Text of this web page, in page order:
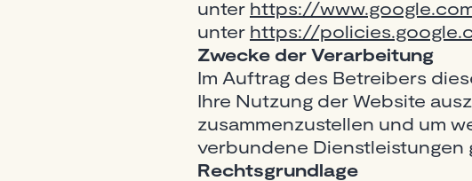
unter https://
unter https://
Zwecke der Verarbeitung
Im Auftrag des Betreibers
Ihre Nutzung der Website
zusammenzustellen und um
verbundene Dienstleistungen
Rechtsgrundlage